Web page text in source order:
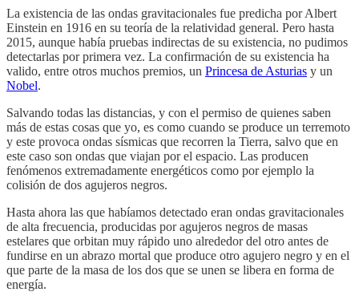
La existencia de las ondas gravitacionales fue predicha por Albert
Einstein en 1916 en su teoría de la relatividad general. Pero hasta
2015, aunque había pruebas indirectas de su existencia, no pudimos
detectarlas por primera vez. La confirmación de su existencia ha
valido, entre otros muchos premios, un Princesa de Asturias y un
Nobel.
Salvando todas las distancias, y con el permiso de quienes saben
más de estas cosas que yo, es como cuando se produce un terremoto
y este provoca ondas sísmicas que recorren la Tierra, salvo que en
este caso son ondas que viajan por el espacio. Las producen
fenómenos extremadamente energéticos como por ejemplo la
colisión de dos agujeros negros.
Hasta ahora las que habíamos detectado eran ondas gravitacionales
de alta frecuencia, producidas por agujeros negros de masas
estelares que orbitan muy rápido uno alrededor del otro antes de
fundirse en un abrazo mortal que produce otro agujero negro y en el
que parte de la masa de los dos que se unen se libera en forma de
energía.